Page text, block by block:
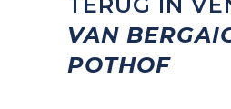
VAN
POTHOF